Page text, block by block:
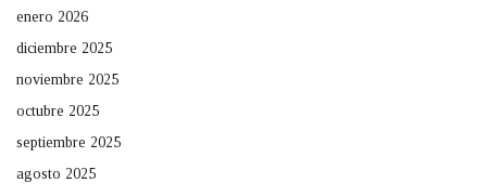
enero 2026
diciembre 2025
noviembre 2025
octubre 2025
septiembre 2025
agosto 2025